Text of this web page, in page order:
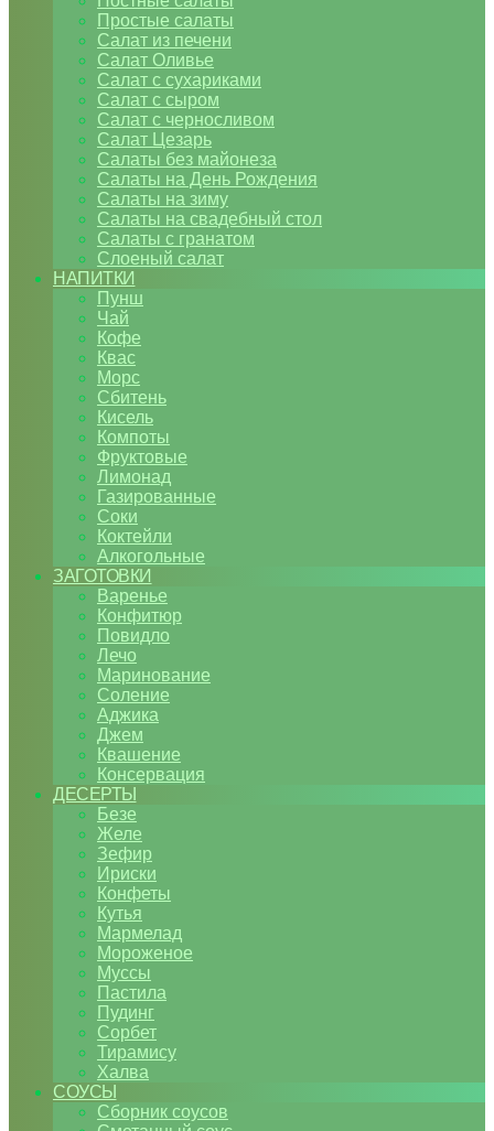
Простые салаты
Салат из печени
Салат Оливье
Салат с сухариками
Салат с сыром
Салат с черносливом
Салат Цезарь
Салаты без майонеза
Салаты на День Рождения
Салаты на зиму
Салаты на свадебный стол
Салаты с гранатом
Слоеный салат
НАПИТКИ
Пунш
Чай
Кофе
Квас
Морс
Сбитень
Кисель
Компоты
Фруктовые
Лимонад
Газированные
Соки
Коктейли
Алкогольные
ЗАГОТОВКИ
Варенье
Конфитюр
Повидло
Лечо
Маринование
Соление
Аджика
Джем
Квашение
Консервация
ДЕСЕРТЫ
Безе
Желе
Зефир
Ириски
Конфеты
Кутья
Мармелад
Мороженое
Муссы
Пастила
Пудинг
Сорбет
Тирамису
Халва
СОУСЫ
Сборник соусов